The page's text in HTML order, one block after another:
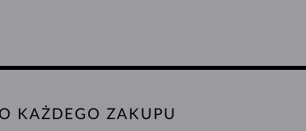
KAŻDEGO ZAKUPU